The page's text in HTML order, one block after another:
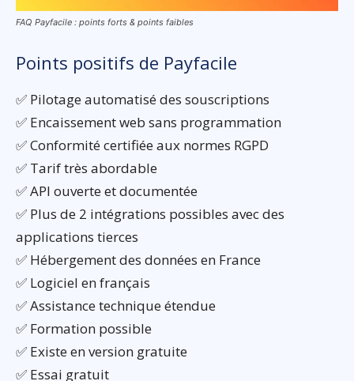
FAQ Payfacile : points forts & points faibles
Points positifs de Payfacile
✅ Pilotage automatisé des souscriptions
✅ Encaissement web sans programmation
✅ Conformité certifiée aux normes RGPD
✅ Tarif très abordable
✅ API ouverte et documentée
✅ Plus de 2 intégrations possibles avec des
applications tierces
✅ Hébergement des données en France
✅ Logiciel en français
✅ Assistance technique étendue
✅ Formation possible
✅ Existe en version gratuite
✅ Essai gratuit